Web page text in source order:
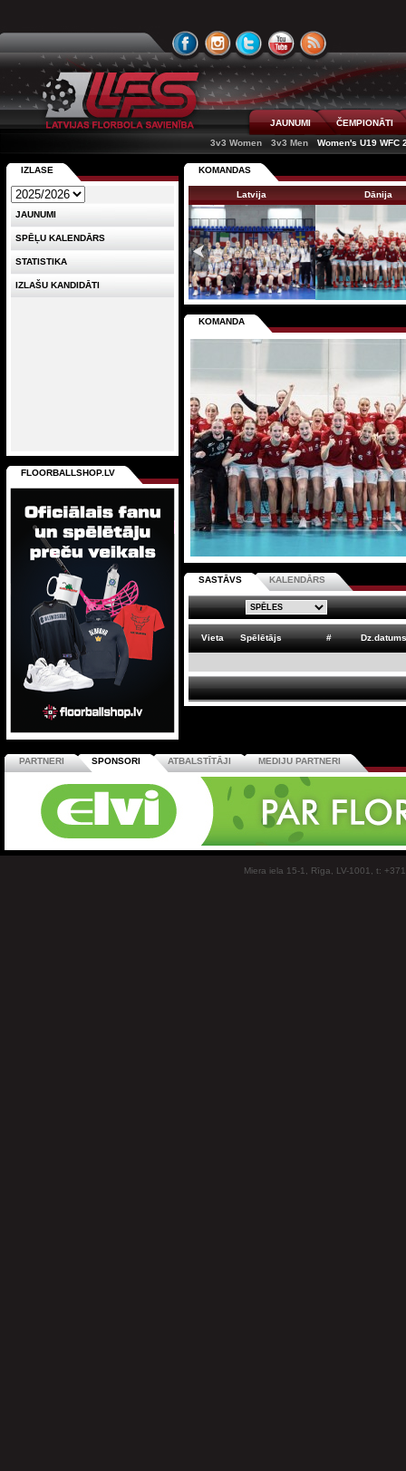
JAUNUMI
ČEMPIONĀTI
3v3 Women
3v3 Men Women's U19 WFC
KOMANDAS
Latvija Dānija
KOMANDA
SASTĀVS KALENDĀRS
Vieta Spēlētājs # Dz.datums
IZLASE
JAUNUMI
SPĒĻU KALENDĀRS
STATISTIKA
IZLAŠU KANDIDĀTI
FLOORBALLSHOP.LV
PARTNERI SPONSORI ATBALSTĪTĀJI MEDIJU PARTNERI
Miera iela 15-1, Rīga, LV-1001, t: